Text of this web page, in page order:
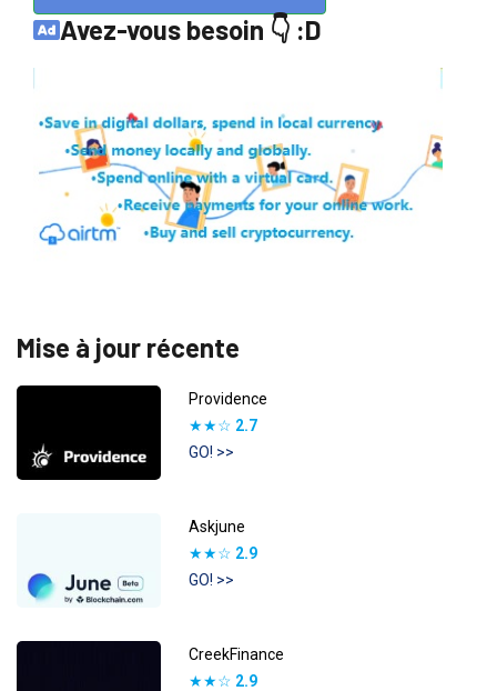
Avez-vous besoin 👇 :D
Mise à jour récente
Providence
★★☆ 2.7
GO! >>
Askjune
★★☆ 2.9
GO! >>
CreekFinance
★★☆ 2.9